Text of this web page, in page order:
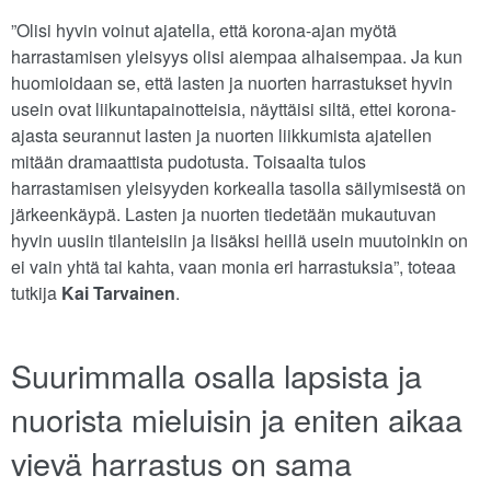
”Olisi hyvin voinut ajatella, että korona-ajan myötä
harrastamisen yleisyys olisi aiempaa alhaisempaa. Ja kun
huomioidaan se, että lasten ja nuorten harrastukset hyvin
usein ovat liikuntapainotteisia, näyttäisi siltä, ettei korona-
ajasta seurannut lasten ja nuorten liikkumista ajatellen
mitään dramaattista pudotusta. Toisaalta tulos
harrastamisen yleisyyden korkealla tasolla säilymisestä on
järkeenkäypä. Lasten ja nuorten tiedetään mukautuvan
hyvin uusiin tilanteisiin ja lisäksi heillä usein muutoinkin on
ei vain yhtä tai kahta, vaan monia eri harrastuksia”, toteaa
tutkija Kai Tarvainen.
Suurimmalla osalla lapsista ja
nuorista mieluisin ja eniten aikaa
vievä harrastus on sama